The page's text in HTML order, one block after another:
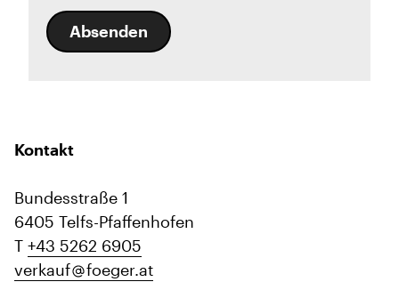
Absenden
Kontakt
Bundesstraße 1
6405 Telfs-Pfaffenhofen
T +43 5262 6905
verkauf
foeger.at